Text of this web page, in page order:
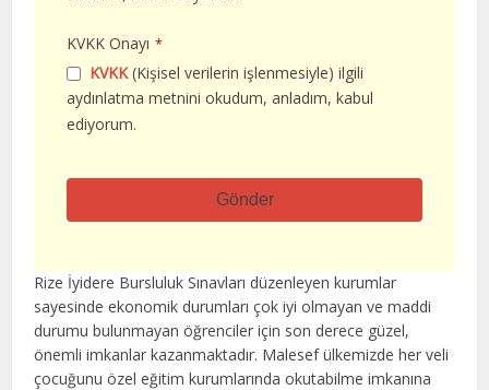
KVKK Onayı *
KVKK(Kişisel verilerin işlenmesiyle) ilgili
aydınlatma metnini okudum, anladım, kabul
ediyorum.
Gönder
alan
boş
bırakılmalıdır
Rize İyidere Bursluluk Sınavları düzenleyen kurumlar
sayesinde ekonomik durumları çok iyi olmayan ve maddi
durumu bulunmayan öğrenciler için son derece güzel,
önemli imkanlar kazanmaktadır. Malesef ülkemizde her veli
çocuğunu özel eğitim kurumlarında okutabilme imkanına